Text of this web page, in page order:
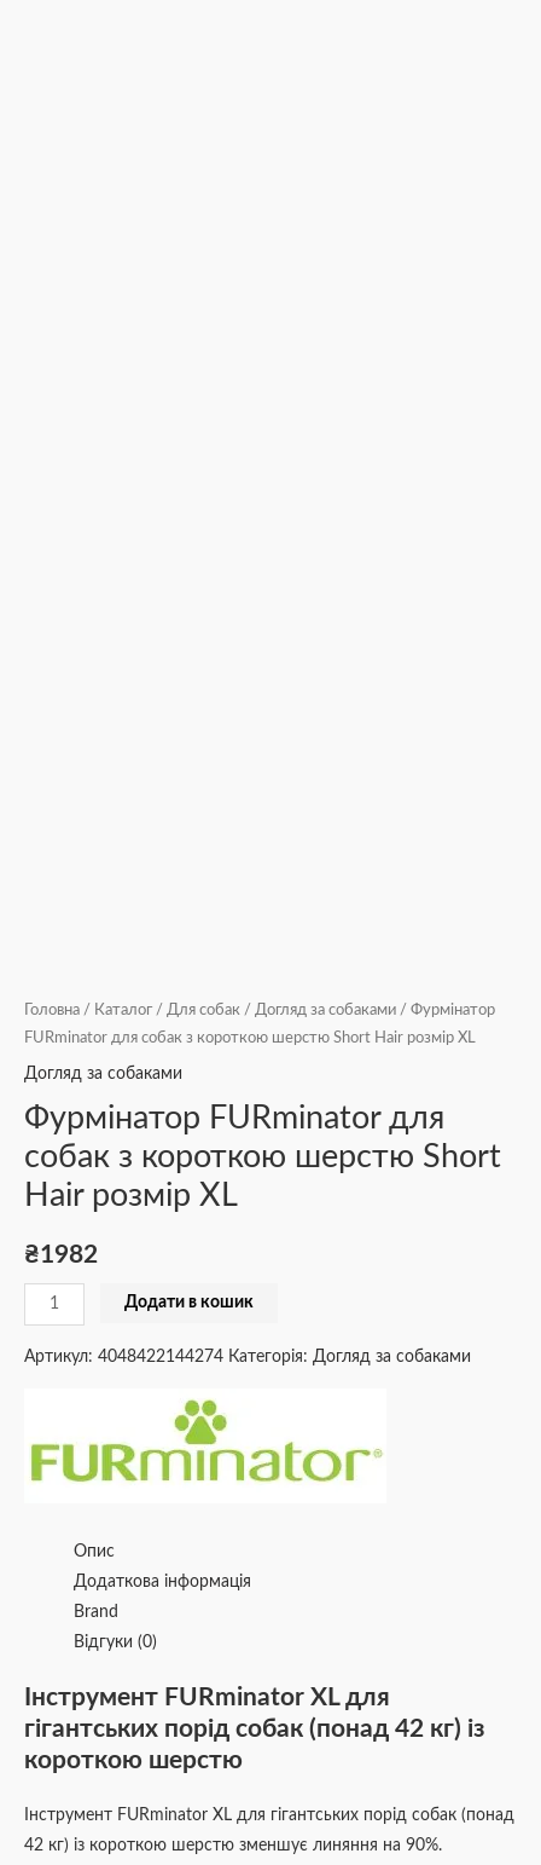
Головна / Каталог / Для собак / Догляд за собаками / Фурмінатор
FURminator для собак з короткою шерстю Short Hair розмір ХL
Догляд за собаками
Фурмінатор FURminator для
собак з короткою шерстю Short
Hair розмір ХL
₴1982
Додати в кошик
Артикул: 4048422144274 Категорія: Догляд за собаками
Опис
Додаткова інформація
Brand
Відгуки (0)
Інструмент FURminator XL для
гігантських порід собак (понад 42 кг) із
короткою шерстю
Інструмент FURminator XL для гігантських порід собак (понад
42 кг) із короткою шерстю зменшує линяння на 90%.